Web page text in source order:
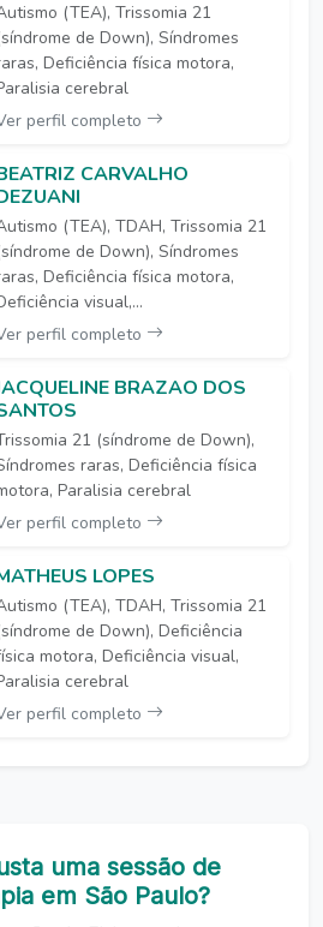
(TEA), Trissomia 21
de Down), Síndromes
Deficiência física motora,
cerebral
perfil completo
CARVALHO
(TEA), TDAH, Trissomia 21
de Down), Síndromes
Deficiência física motora,
visual,...
perfil completo
BRAZAO DOS
21 (síndrome de Down),
raras, Deficiência física
Paralisia cerebral
perfil completo
LOPES
(TEA), TDAH, Trissomia 21
de Down), Deficiência
motora, Deficiência visual,
cerebral
perfil completo
uma sessão de
em São Paulo?